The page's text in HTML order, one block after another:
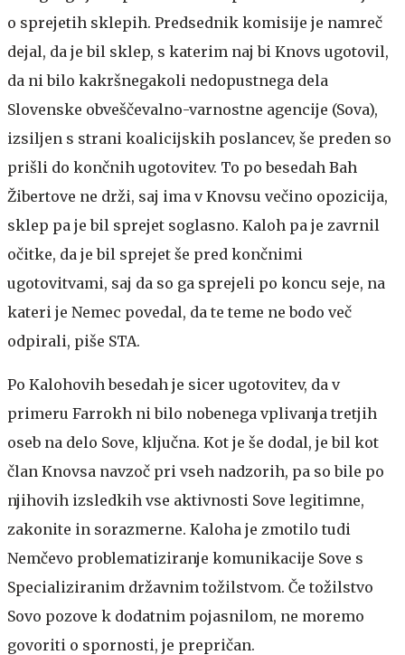
o sprejetih sklepih. Predsednik komisije je namreč
dejal, da je bil sklep, s katerim naj bi Knovs ugotovil,
da ni bilo kakršnegakoli nedopustnega dela
Slovenske obveščevalno-varnostne agencije (Sova),
izsiljen s strani koalicijskih poslancev, še preden so
prišli do končnih ugotovitev. To po besedah Bah
Žibertove ne drži, saj ima v Knovsu večino opozicija,
sklep pa je bil sprejet soglasno. Kaloh pa je zavrnil
očitke, da je bil sprejet še pred končnimi
ugotovitvami, saj da so ga sprejeli po koncu seje, na
kateri je Nemec povedal, da te teme ne bodo več
odpirali, piše STA.
Po Kalohovih besedah je sicer ugotovitev, da v
primeru Farrokh ni bilo nobenega vplivanja tretjih
oseb na delo Sove, ključna. Kot je še dodal, je bil kot
član Knovsa navzoč pri vseh nadzorih, pa so bile po
njihovih izsledkih vse aktivnosti Sove legitimne,
zakonite in sorazmerne. Kaloha je zmotilo tudi
Nemčevo problematiziranje komunikacije Sove s
Specializiranim državnim tožilstvom. Če tožilstvo
Sovo pozove k dodatnim pojasnilom, ne moremo
govoriti o spornosti, je prepričan.